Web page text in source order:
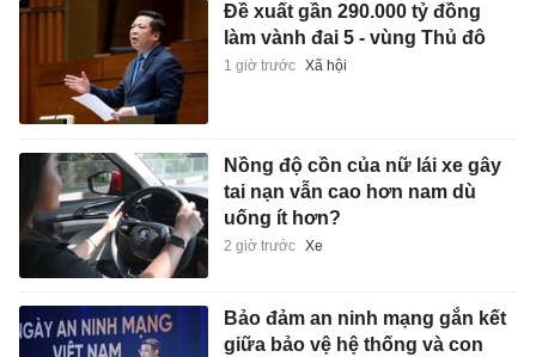
Đề xuất gần 290.000 tỷ đồng
làm vành đai 5 - vùng Thủ đô
1 giờ trước Xã hội
Nồng độ cồn của nữ lái xe gây
tai nạn vẫn cao hơn nam dù
uống ít hơn?
2 giờ trước Xe
Bảo đảm an ninh mạng gắn kết
giữa bảo vệ hệ thống và con